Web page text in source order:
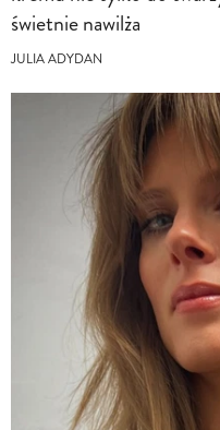
świetnie nawilża
JULIA ADYDAN